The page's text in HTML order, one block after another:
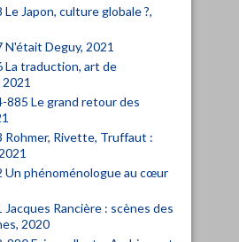
Japon, culture globale ?,
N'était Deguy, 2021
La traduction, art de
885 Le grand retour des
Rohmer, Rivette, Truffaut :
Un phénoménologue au cœur
Jacques Rancière : scènes des
2020